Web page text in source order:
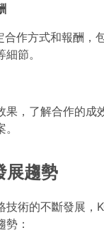
合作方式和報酬，
節。
果，了解合作的成
展趨勢
技術的不斷發展，
：